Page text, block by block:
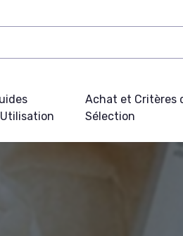
Achat et Critères
Sélection